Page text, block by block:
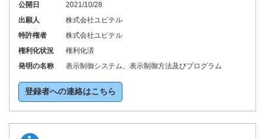
公開日
2021/10/28
出願人
株式会社ユピテル
特許権者
株式会社ユピテル
権利化状況
権利化済
発明の名称
表示制御システム、表示制御方法及びプログラム
登録者への連絡はこちら